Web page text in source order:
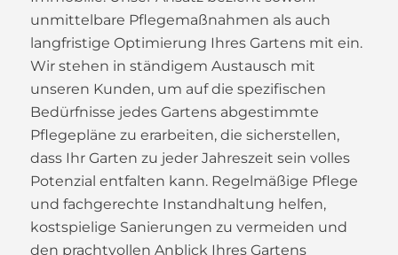
unmittelbare Pflegemaßnahmen als auch
langfristige Optimierung Ihres Gartens mit ein.
Wir stehen in ständigem Austausch mit
unseren Kunden, um auf die spezifischen
Bedürfnisse jedes Gartens abgestimmte
Pflegepläne zu erarbeiten, die sicherstellen,
dass Ihr Garten zu jeder Jahreszeit sein volles
Potenzial entfalten kann. Regelmäßige Pflege
und fachgerechte Instandhaltung helfen,
kostspielige Sanierungen zu vermeiden und
den prachtvollen Anblick Ihres Gartens